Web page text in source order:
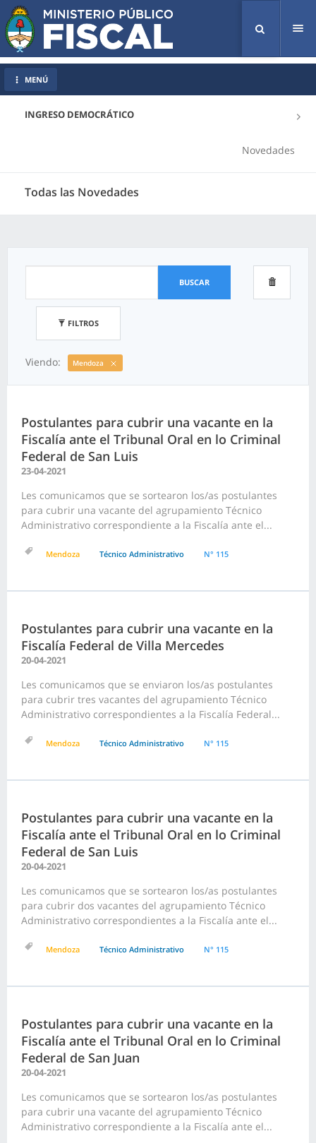
INGRESO DEMOCRÁTICO
Novedades
Todas las Novedades
MENÚ
BUSCAR
FILTROS
Viendo: Mendoza
Postulantes para cubrir una vacante en la
Fiscalía ante el Tribunal Oral en lo Criminal
Federal de San Luis
23-04-2021
Les comunicamos que se sortearon los/as postulantes
para cubrir una vacante del agrupamiento Técnico
Administrativo correspondiente a la Fiscalía ante el...
Mendoza Técnico Administrativo N° 115
Postulantes para cubrir una vacante en la
Fiscalía Federal de Villa Mercedes
20-04-2021
Les comunicamos que se enviaron los/as postulantes
para cubrir tres vacantes del agrupamiento Técnico
Administrativo correspondientes a la Fiscalía Federal...
Mendoza Técnico Administrativo N° 115
Postulantes para cubrir una vacante en la
Fiscalía ante el Tribunal Oral en lo Criminal
Federal de San Luis
20-04-2021
Les comunicamos que se sortearon los/as postulantes
para cubrir dos vacantes del agrupamiento Técnico
Administrativo correspondientes a la Fiscalía ante el...
Mendoza Técnico Administrativo N° 115
Postulantes para cubrir una vacante en la
Fiscalía ante el Tribunal Oral en lo Criminal
Federal de San Juan
20-04-2021
Les comunicamos que se sortearon los/as postulantes
para cubrir una vacante del agrupamiento Técnico
Administrativo correspondiente a la Fiscalía ante el...